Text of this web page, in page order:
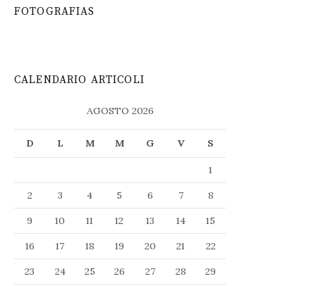
FOTOGRAFIAS
CALENDARIO ARTICOLI
AGOSTO 2026
D L M M G V S
1
2
3 4 5 6 7
8
9
10 11 12 13 14
15
16
17 18 19 20 21
22
23
24 25 26 27 28
29